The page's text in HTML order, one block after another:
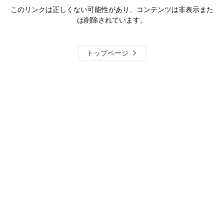
このリンクは正しくない可能性があり、コンテンツは非表示また
は削除されています。
トップページ